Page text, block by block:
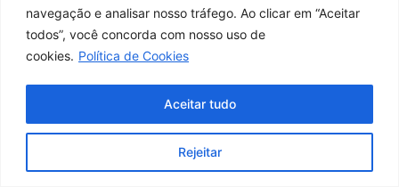
navegação e analisar nosso tráfego. Ao clicar em “Aceitar
todos”, você concorda com nosso uso de
cookies. Política de Cookies
Rejeitar
Aceitar tudo